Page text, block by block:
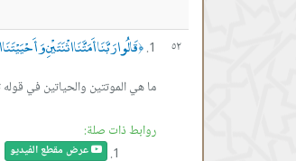
٥٢ ﴿قَالُوا رَبَّنَا أَمَتَّنَا اثْنَتَيْنِ
ما هي الموتتين والحياتين في قوله
روابط ذات صلة:
عرض مقطع الفيديو